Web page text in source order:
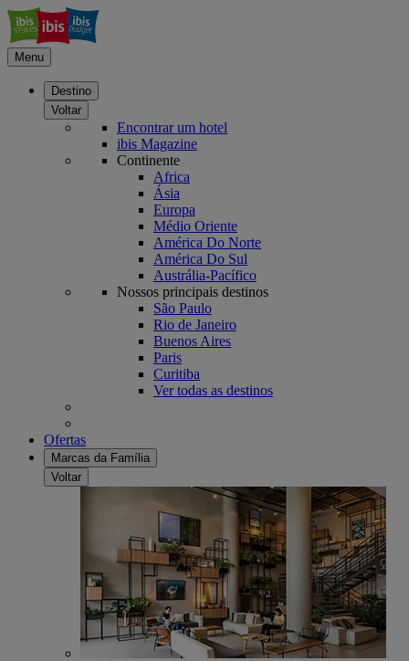
Menu
Destino
Voltar
Encontrar um hotel
ibis Magazine
Continente
Africa
Ásia
Europa
Médio Oriente
América Do Norte
América Do Sul
Austrália-Pacífico
Nossos principais destinos
São Paulo
Rio de Janeiro
Buenos Aires
Paris
Curitiba
Ver todas as destinos
Ofertas
Marcas da Família
Voltar